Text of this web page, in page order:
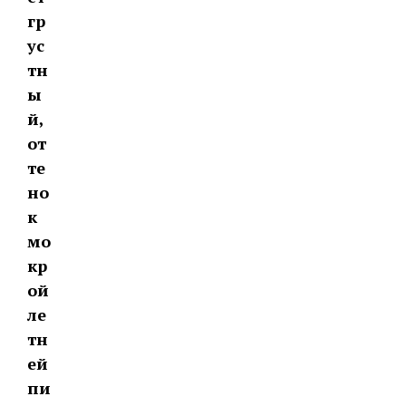
гр
ус
тн
ы
й,
от
те
но
к
мо
кр
ой
ле
тн
ей
пи